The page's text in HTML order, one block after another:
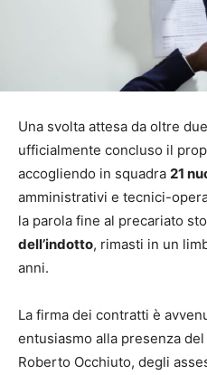
Una svolta attesa da oltre
ufficialmente concluso il
accogliendo in squadra 21
amministrativi e tecnici-
la parola fine al precariato
dell’indotto, rimasti in un
anni.
La firma dei contratti è
entusiasmo alla presenza
Roberto Occhiuto, degli